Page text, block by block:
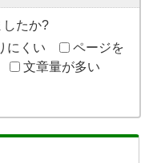
したか?
にくい
ページを
文章量が多い